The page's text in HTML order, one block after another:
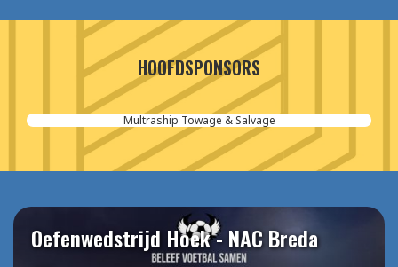
HOOFDSPONSORS
Aannemersbedrijf van der Poel
Oefenwedstrijd Hoek - NAC Breda